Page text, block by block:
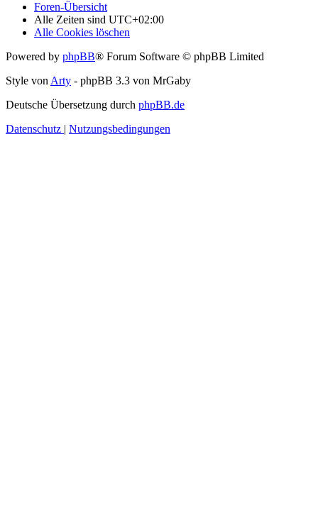
Foren-Übersicht
Alle Zeiten sind UTC+02:00
Alle Cookies löschen
Powered by phpBB® Forum Software © phpBB Limited
Style von Arty - phpBB 3.3 von MrGaby
Deutsche Übersetzung durch phpBB.de
Datenschutz | Nutzungsbedingungen